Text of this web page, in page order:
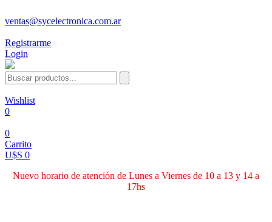
ventas@sycelectronica.com.ar
Registrarme
Login
Wishlist
0
0
Carrito
U$S 0
Nuevo horario de atención de Lunes a Viernes de 10 a 13 y 14 a
17hs